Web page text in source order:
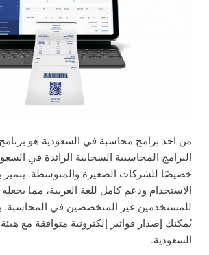
من احد برامج محاسبة في السعودية هو برنامج
البرامج المحاسبية السحابية الرائدة في
خصيصًا للشركات الصغيرة والمتوسطة. يتميز
الاستخدام ودعم كامل للغة العربية، مما يجعله
للمستخدمين غير المتخصصين في المحاسبة.
يُمكنك إصدار فواتير إلكترونية متوافقة مع
السعودية.